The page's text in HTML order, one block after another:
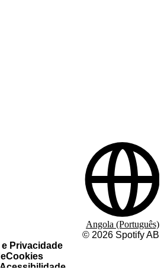
Privacidade
Cookies
Acessibilidade
© 2026 Spotify AB
Angola (Português)